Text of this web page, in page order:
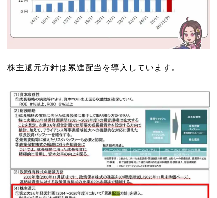
株主還元方針は累進配当を導入しています。